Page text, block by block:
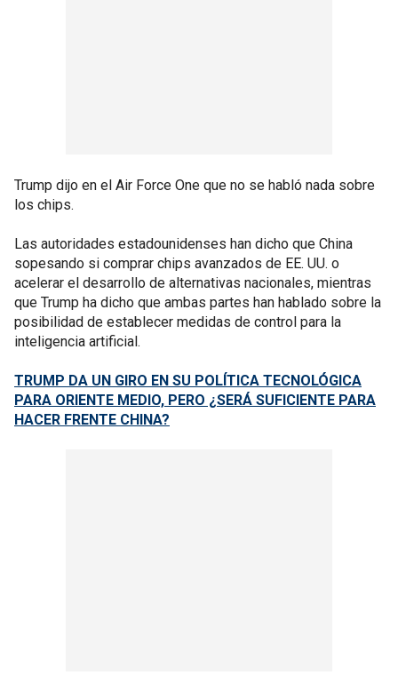
Trump dijo en el Air Force One que no se habló nada sobre
los chips.
Las autoridades estadounidenses han dicho que China
sopesando si comprar chips avanzados de EE. UU. o
acelerar el desarrollo de alternativas nacionales, mientras
que Trump ha dicho que ambas partes han hablado sobre la
posibilidad de establecer medidas de control para la
inteligencia artificial.
TRUMP DA UN GIRO EN SU POLÍTICA TECNOLÓGICA
PARA ORIENTE MEDIO, PERO ¿SERÁ SUFICIENTE PARA
HACER FRENTE CHINA?